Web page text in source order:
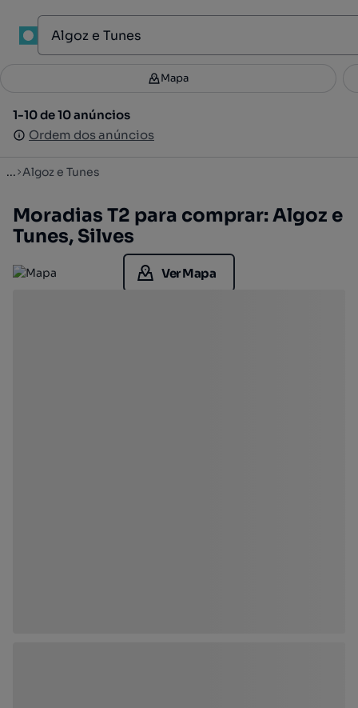
Filtros 3
1-10 de 10 anúncios
Ordem dos anúncios
Mapa
1-10 de 10 anúncios
Ordem dos anúncios
... Algoz e Tunes
Moradias T2 para comprar: Algoz e
Tunes, Silves
Ver Mapa